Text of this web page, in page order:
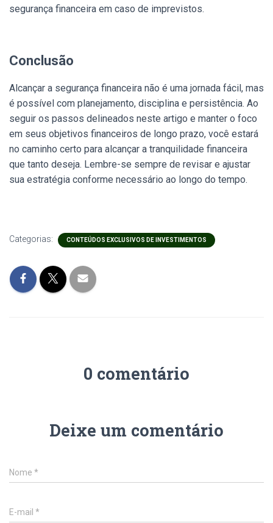
segurança financeira em caso de imprevistos.
Conclusão
Alcançar a segurança financeira não é uma jornada fácil, mas
é possível com planejamento, disciplina e persistência. Ao
seguir os passos delineados neste artigo e manter o foco
em seus objetivos financeiros de longo prazo, você estará
no caminho certo para alcançar a tranquilidade financeira
que tanto deseja. Lembre-se sempre de revisar e ajustar
sua estratégia conforme necessário ao longo do tempo.
Categorias: CONTEÚDOS EXCLUSIVOS DE INVESTIMENTOS
0 comentário
Deixe um comentário
Nome *
E-mail *